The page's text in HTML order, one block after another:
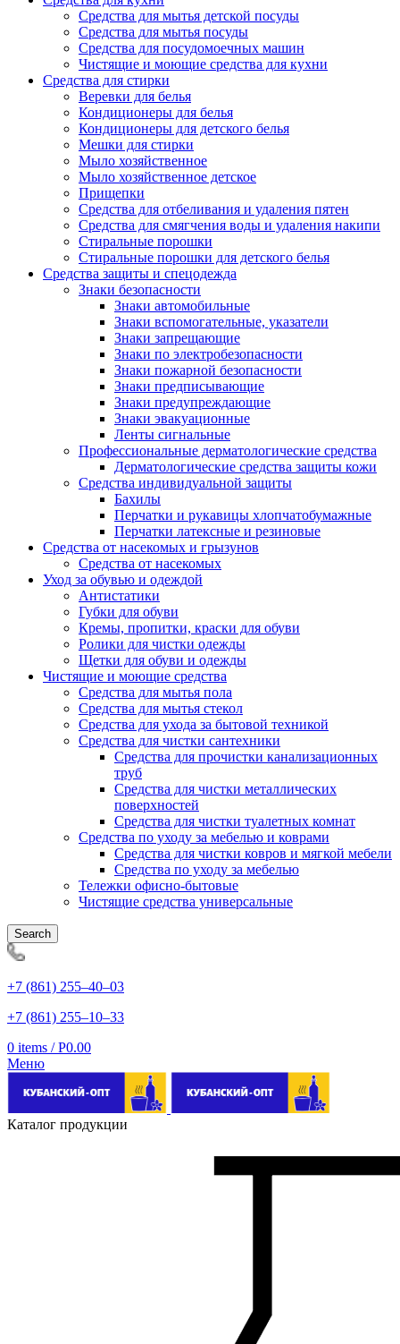
Средства для мытья детской посуды
Средства для мытья посуды
Средства для посудомоечных машин
Чистящие и моющие средства для кухни
Средства для стирки
Веревки для белья
Кондиционеры для белья
Кондиционеры для детского белья
Мешки для стирки
Мыло хозяйственное
Мыло хозяйственное детское
Прищепки
Средства для отбеливания и удаления пятен
Средства для смягчения воды и удаления накипи
Стиральные порошки
Стиральные порошки для детского белья
Средства защиты и спецодежда
Знаки безопасности
Знаки автомобильные
Знаки вспомогательные, указатели
Знаки запрещающие
Знаки по электробезопасности
Знаки пожарной безопасности
Знаки предписывающие
Знаки предупреждающие
Знаки эвакуационные
Ленты сигнальные
Профессиональные дерматологические средства
Дерматологические средства защиты кожи
Средства индивидуальной защиты
Бахилы
Перчатки и рукавицы хлопчатобумажные
Перчатки латексные и резиновые
Средства от насекомых и грызунов
Средства от насекомых
Уход за обувью и одеждой
Антистатики
Губки для обуви
Кремы, пропитки, краски для обуви
Ролики для чистки одежды
Щетки для обуви и одежды
Чистящие и моющие средства
Средства для мытья пола
Средства для мытья стекол
Средства для ухода за бытовой техникой
Средства для чистки сантехники
Средства для прочистки канализационных
труб
Средства для чистки металлических
поверхностей
Средства для чистки туалетных комнат
Средства по уходу за мебелью и коврами
Средства для чистки ковров и мягкой мебели
Средства по уходу за мебелью
Тележки офисно-бытовые
Чистящие средства универсальные
Search
+7 (861) 255‒40‒03
+7 (861) 255‒10‒33
0 items / Р0.00
Меню
Каталог продукции